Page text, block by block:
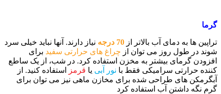
گرما
تراپین ها به دمای آب بالاتر از 70 درجه
نیاز دارند. آنها نباید خیلی سرد
شوند در طول روز می توان از چراغ های حرارتی سفید برای
افزودن گرمای بیشتر به مخزن استفاده کرد. در شب، از یک ساطع
کننده حرارتی سرامیکی فقط با نور آبی یا قرمز
استفاده کنید. از
آبگرمکن های طراحی شده برای مخازن ماهی نیز می توان برای
گرم نگه داشتن آب استفاده کرد